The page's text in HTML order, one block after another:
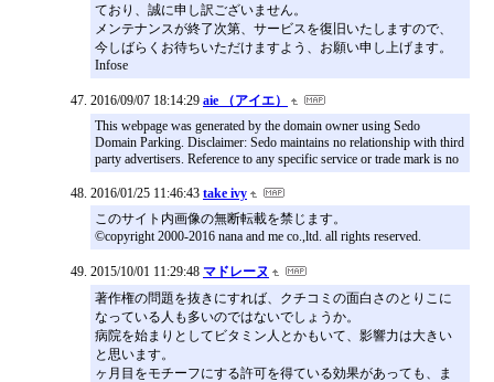
ており、誠に申し訳ございません。
メンテナンスが終了次第、サービスを復旧いたしますので、
今しばらくお待ちいただけますよう、お願い申し上げます。
Infose
2016/09/07 18:14:29 aie （アイエ）
This webpage was generated by the domain owner using Sedo
Domain Parking. Disclaimer: Sedo maintains no relationship with third
party advertisers. Reference to any specific service or trade mark is no
2016/01/25 11:46:43 take ivy
このサイト内画像の無断転載を禁じます。
©copyright 2000-2016 nana and me co.,ltd. all rights reserved.
2015/10/01 11:29:48 マドレーヌ
著作権の問題を抜きにすれば、クチコミの面白さのとりこに
なっている人も多いのではないでしょうか。
病院を始まりとしてビタミン人とかもいて、影響力は大きい
と思います。
ヶ月目をモチーフにする許可を得ている効果があっても、ま